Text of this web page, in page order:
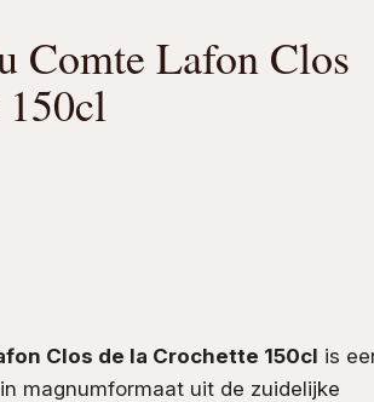
Comte Lafon Clos
150cl
Clos de la Crochette 150cl is
in magnumformaat uit de zuidelijke